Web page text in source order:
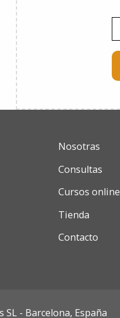
Nosotras
Consultas
Cursos online
Tienda
Contacto
SL - Barcelona, España